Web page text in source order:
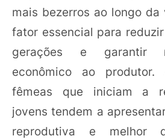
mais bezerros ao longo
fator essencial para
gerações e garantir
econômico ao
fêmeas que iniciam a
jovens tendem a
reprodutiva e melhor